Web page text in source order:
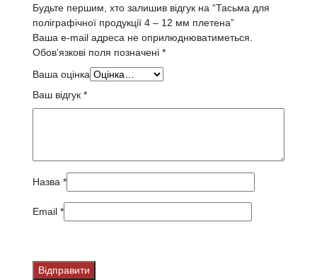
Будьте першим, хто залишив відгук на “Тасьма для
поліграфічної продукції 4 – 12 мм плетена”
Ваша e-mail адреса не оприлюднюватиметься.
Обов’язкові поля позначені *
Ваша оцінка
Ваш відгук *
Назва *
Email *